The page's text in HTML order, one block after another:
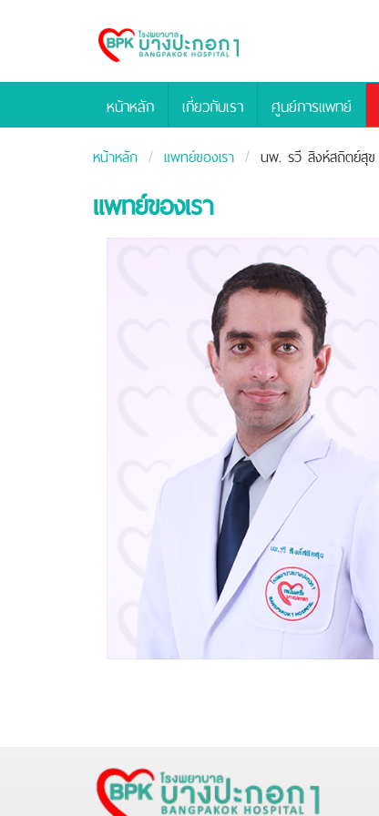
Bangpakok
Hospital
หน้าหลัก เกี่ยวกับเรา ศูนย์การแพทย์
หน้าหลัก แพทย์ของเรา นพ. รวี สิงห์สถิตย์สุข
แพทย์ของเรา